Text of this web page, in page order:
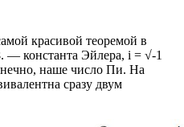
красивой теоремой в
— константа Эйлера, i = √-1
наше число Пи. На
сразу двум